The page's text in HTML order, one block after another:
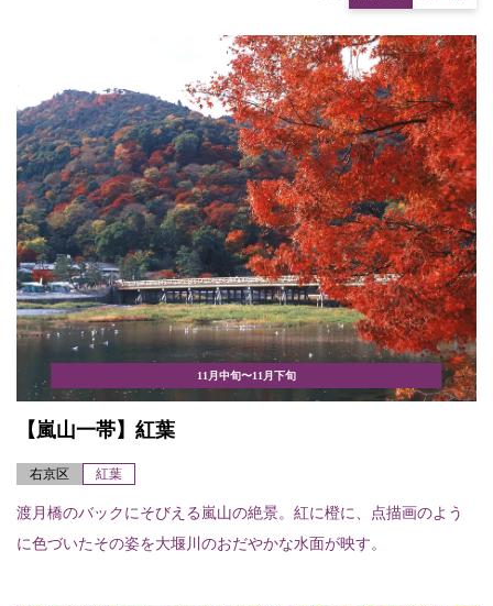
11月中旬〜11月下旬
【嵐山一帯】紅葉
右京区 紅葉
渡月橋のバックにそびえる嵐山の絶景。紅に橙に、点描画のよう
に色づいたその姿を大堰川のおだやかな水面が映す。